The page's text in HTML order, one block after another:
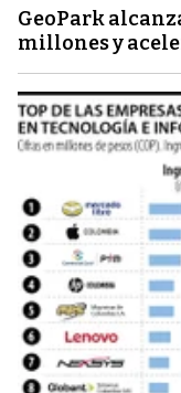
GeoPark
millones y